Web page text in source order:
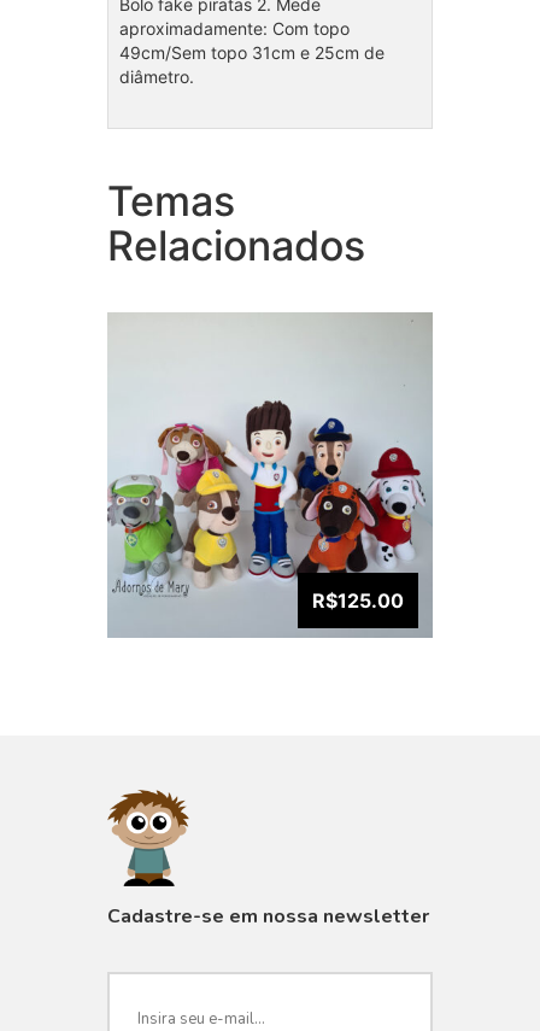
Bolo fake piratas 2. Mede
aproximadamente: Com topo
49cm/Sem topo 31cm e 25cm de
diâmetro.
Temas
Relacionados
Coleção Patrulha Canina
R$125.00
Cadastre-se em nossa newsletter